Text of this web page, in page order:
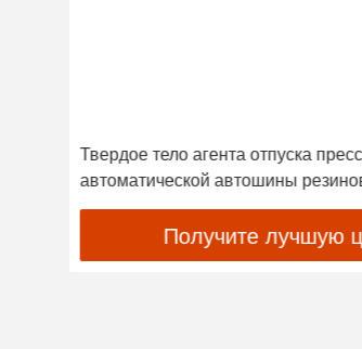
Твердое тело агента отпуска
автоматической автошины
Получите лучшую